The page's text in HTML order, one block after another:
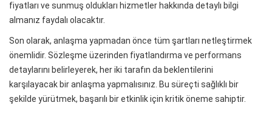
fiyatları ve sunmuş oldukları hizmetler hakkında detaylı bilgi
almanız faydalı olacaktır.
Son olarak, anlaşma yapmadan önce tüm şartları netleştirmek
önemlidir. Sözleşme üzerinden fiyatlandırma ve performans
detaylarını belirleyerek, her iki tarafın da beklentilerini
karşılayacak bir anlaşma yapmalısınız. Bu süreçti sağlıklı bir
şekilde yürütmek, başarılı bir etkinlik için kritik öneme sahiptir.